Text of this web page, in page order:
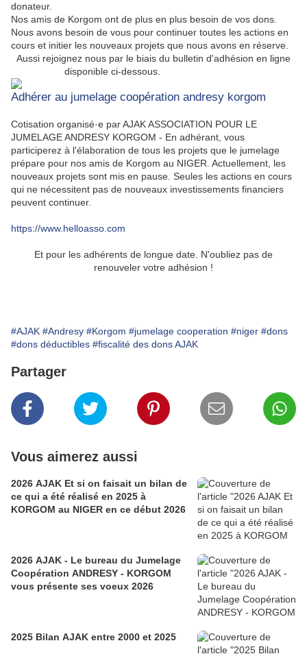
donateur.
Nos amis de Korgom ont de plus en plus besoin de vos dons.
Nous avons besoin de vous pour continuer toutes les actions en
cours et initier les nouveaux projets que nous avons en réserve.
Aussi rejoignez nous par le biais du bulletin d'adhésion en ligne
disponible ci-dessous.
Adhérer au jumelage coopération andresy korgom
Cotisation organisé·e par AJAK ASSOCIATION POUR LE
JUMELAGE ANDRESY KORGOM - En adhérant, vous
participerez à l'élaboration de tous les projets que le jumelage
prépare pour nos amis de Korgom au NIGER. Actuellement, les
nouveaux projets sont mis en pause. Seules les actions en cours
qui ne nécessitent pas de nouveaux investissements financiers
peuvent continuer.
https://www.helloasso.com
Et pour les adhérents de longue date. N'oubliez pas de
renouveler votre adhésion !
#AJAK #Andresy #Korgom #jumelage cooperation #niger #dons
#dons déductibles #fiscalité des dons AJAK
Partager
Vous aimerez aussi
2026 AJAK Et si on faisait un bilan de
ce qui a été réalisé en 2025 à
KORGOM au NIGER en ce début 2026
2026 AJAK - Le bureau du Jumelage
Coopération ANDRESY - KORGOM
vous présente ses voeux 2026
2025 Bilan AJAK entre 2000 et 2025